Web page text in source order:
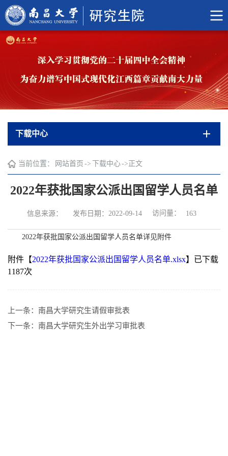
下载中心
当前位置： 网站首页 -> 下载中心-> 正文
2022年获批国家公派出国留学人员名单
信息来源： 发布日期：2022-09-14 访问量： 163
2022年获批国家公派出国留学人员名单详见附件
附件【2022年获批国家公派出国留学人员名单.xlsx】已下载
1187次
上一条： 南昌大学研究生请假审批表
下一条： 南昌大学研究生外出学习审批表